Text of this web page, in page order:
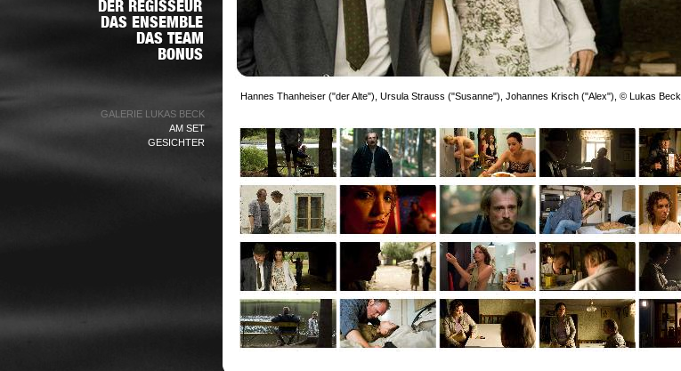
GALERIE LUKAS BECK
AM SET
GESICHTER
Hannes Thanheiser ("der Alte"), Ursula Strauss ("Susanne"), Johannes Krisch ("Alex"), © Lukas Beck